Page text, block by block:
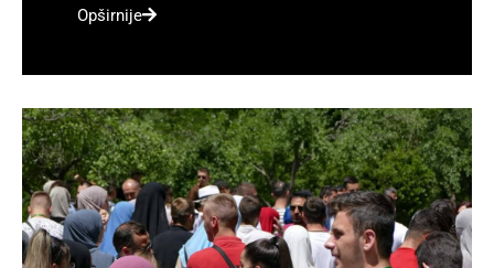
Opširnije